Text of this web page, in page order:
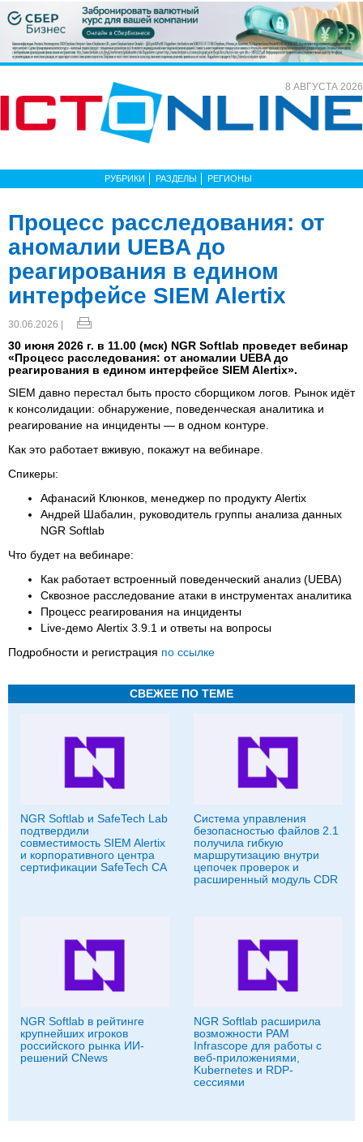
8 АВГУСТА 2026
РУБРИКИ РАЗДЕЛЫ РЕГИОНЫ
Процесс расследования: от
аномалии UEBA до
реагирования в едином
интерфейсе SIEM Alertix
30.06.2026 |
30 июня 2026 г. в 11.00 (мск) NGR Softlab проведет вебинар
«Процесс расследования: от аномалии UEBA до
реагирования в едином интерфейсе SIEM Alertix».
SIEM давно перестал быть просто сборщиком логов. Рынок идёт
к консолидации: обнаружение, поведенческая аналитика и
реагирование на инциденты — в одном контуре.
Как это работает вживую, покажут на вебинаре.
Спикеры:
Афанасий Клюнков, менеджер по продукту Alertix
Андрей Шабалин, руководитель группы анализа данных
NGR Softlab
Что будет на вебинаре:
Как работает встроенный поведенческий анализ (UEBA)
Сквозное расследование атаки в инструментах аналитика
Процесс реагирования на инциденты
Live-демо Alertix 3.9.1 и ответы на вопросы
Подробности и регистрация по ссылке
СВЕЖЕЕ ПО ТЕМЕ
NGR Softlab и SafeTech Lab
подтвердили
совместимость SIEM Alertix
и корпоративного центра
сертификации SafeTech CA
Система управления
безопасностью файлов 2.1
получила гибкую
маршрутизацию внутри
цепочек проверок и
расширенный модуль CDR
NGR Softlab в рейтинге
крупнейших игроков
российского рынка ИИ-
решений CNews
NGR Softlab расширила
возможности PAM
Infrascope для работы с
веб-приложениями,
Kubernetes и RDP-
сессиями